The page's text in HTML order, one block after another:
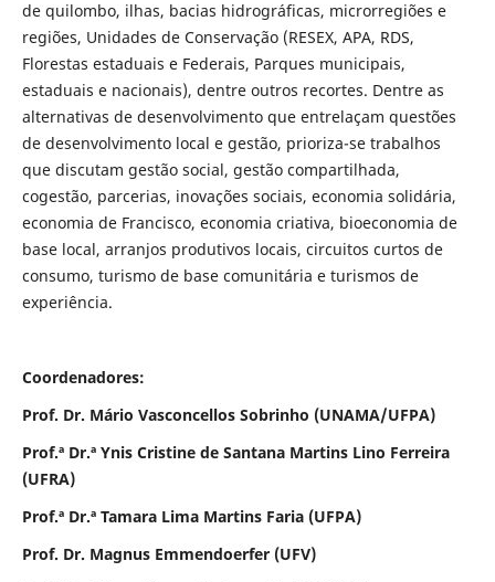
de quilombo, ilhas, bacias hidrográficas, microrregiões e
regiões, Unidades de Conservação (RESEX, APA, RDS,
Florestas estaduais e Federais, Parques municipais,
estaduais e nacionais), dentre outros recortes. Dentre as
alternativas de desenvolvimento que entrelaçam questões
de desenvolvimento local e gestão, prioriza-se trabalhos
que discutam gestão social, gestão compartilhada,
cogestão, parcerias, inovações sociais, economia solidária,
economia de Francisco, economia criativa, bioeconomia de
base local, arranjos produtivos locais, circuitos curtos de
consumo, turismo de base comunitária e turismos de
experiência.
Coordenadores:
Prof. Dr. Mário Vasconcellos Sobrinho (UNAMA/UFPA)
Prof.ª Dr.ª Ynis Cristine de Santana Martins Lino Ferreira
(UFRA)
Prof.ª Dr.ª Tamara Lima Martins Faria (UFPA)
Prof. Dr. Magnus Emmendoerfer (UFV)